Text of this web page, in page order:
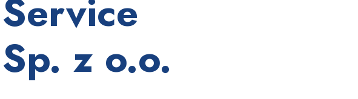
Service
Sp. z o.o.